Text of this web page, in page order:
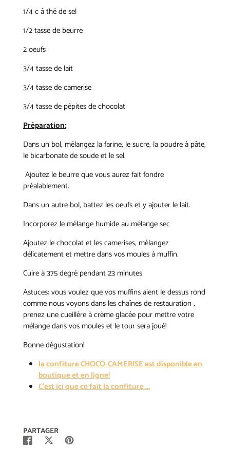
1/4 c à thé de sel
1/2 tasse de beurre
2 oeufs
3/4 tasse de lait
3/4 tasse de camerise
3/4 tasse de pépites de chocolat
Préparation:
Dans un bol, mélangez la farine, le sucre, la poudre à pâte,
le bicarbonate de soude et le sel.
Ajoutez le beurre que vous aurez fait fondre
préalablement.
Dans un autre bol, battez les oeufs et y ajouter le lait.
Incorporez le mélange humide au mélange sec
Ajoutez le chocolat et les camerises, mélangez
délicatement et mettre dans vos moules à muffin.
Cuire à 375 degré pendant 23 minutes
Astuces: vous voulez que vos muffins aient le dessus rond
comme nous voyons dans les chaînes de restauration ,
prenez une cueillère à crème glacée pour mettre votre
mélange dans vos moules et le tour sera joué!
Bonne dégustation!
la confiture CHOCO-CAMERISE est disponible en
boutique et en ligne!
C'est ici que ce fait la confiture ...
PARTAGER
Partager
S'ouvreTweeter
S'ouvreÉpingler
S'ouvre